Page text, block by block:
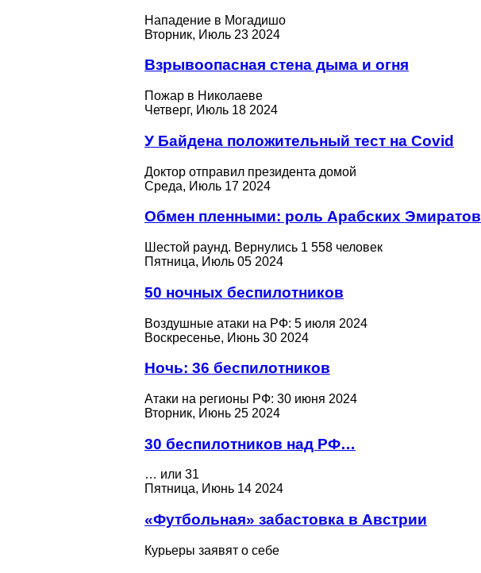
Нападение в Могадишо
Вторник, Июль 23 2024
Взрывоопасная стена дыма и огня
Пожар в Николаеве
Четверг, Июль 18 2024
У Байдена положительный тест на Covid
Доктор отправил президента домой
Среда, Июль 17 2024
Обмен пленными: роль Арабских Эмиратов
Шестой раунд. Вернулись 1 558 человек
Пятница, Июль 05 2024
50 ночных беспилотников
Воздушные атаки на РФ: 5 июля 2024
Воскресенье, Июнь 30 2024
Ночь: 36 беспилотников
Атаки на регионы РФ: 30 июня 2024
Вторник, Июнь 25 2024
30 беспилотников над РФ…
… или 31
Пятница, Июнь 14 2024
«Футбольная» забастовка в Австрии
Курьеры заявят о себе